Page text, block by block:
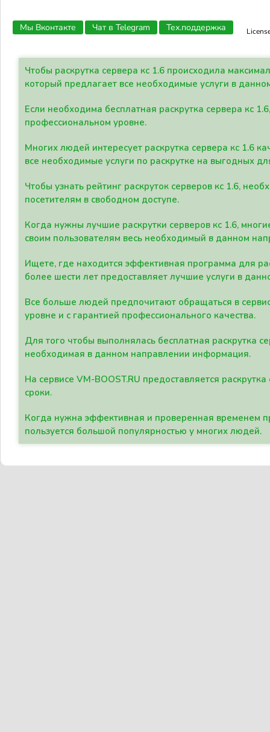
Мы Вконтакте Чат в Telegram Тех.поддержка
Чтобы раскрутка сервера кс 1.6 происходила
который предлагает все необходимые услуги в
Если необходима бесплатная раскрутка сервера кс
профессиональном уровне.
Многих людей интересует раскрутка сервера кс 1.6
все необходимые услуги по раскрутке на выгодных
Чтобы узнать рейтинг раскруток серверов кс 1.6,
посетителям в свободном доступе.
Когда нужны лучшие раскрутки серверов кс 1.6,
своим пользователям весь необходимый в данном
Ищете, где находится эффективная программа для
более шести лет предоставляет лучшие услуги в
Все больше людей предпочитают обращаться в
уровне и с гарантией профессионального качества.
Для того чтобы выполнялась бесплатная раскрутка
необходимая в данном направлении информация.
На сервисе VM-BOOST.RU предоставляется
сроки.
Когда нужна эффективная и проверенная временем
пользуется большой популярностью у многих людей.